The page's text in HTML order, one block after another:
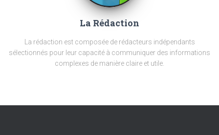
La Rédaction
La rédaction est composée de rédacteurs indépendants
sélectionnés pour leur capacité à communiquer des informations
complexes de manière claire et utile.